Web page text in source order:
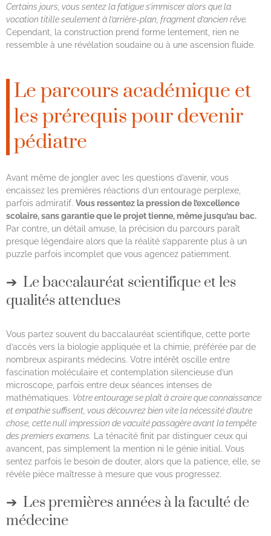
Certains jours, vous sentez la fatigue s’immiscer alors que la
vocation titille seulement à l’arrière-plan, fragment d’ancien rêve.
Cependant, la construction prend forme lentement, rien ne
ressemble à une révélation soudaine ou à une ascension fluide.
Le parcours académique et
les prérequis pour devenir
pédiatre
Avant même de jongler avec les questions d’avenir, vous
encaissez les premières réactions d’un entourage perplexe,
parfois admiratif. Vous ressentez la pression de l’excellence
scolaire, sans garantie que le projet tienne, même jusqu’au bac.
Par contre, un détail amuse, la précision du parcours paraît
presque légendaire alors que la réalité s’apparente plus à un
puzzle parfois incomplet que vous agencez patiemment.
Le baccalauréat scientifique et les
qualités attendues
Vous partez souvent du baccalauréat scientifique, cette porte
d’accès vers la biologie appliquée et la chimie, préférée par de
nombreux aspirants médecins. Votre intérêt oscille entre
fascination moléculaire et contemplation silencieuse d’un
microscope, parfois entre deux séances intenses de
mathématiques. Votre entourage se plaît à croire que connaissance
et empathie suffisent, vous découvrez bien vite la nécessité d’autre
chose, cette null impression de vacuité passagère avant la tempête
des premiers examens.
La ténacité finit par distinguer ceux qui
avancent, pas simplement la mention ni le génie initial. Vous
sentez parfois le besoin de douter, alors que la patience, elle, se
révèle pièce maîtresse à mesure que vous progressez.
Les premières années à la faculté de
médecine